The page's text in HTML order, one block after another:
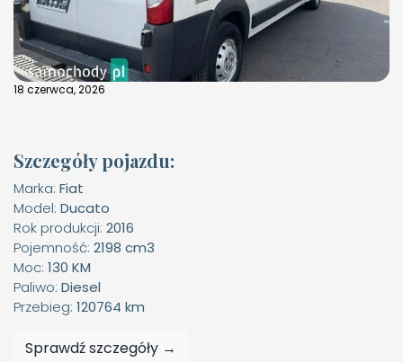
18 czerwca, 2026
Szczegóły pojazdu:
Marka: Fiat
Model: Ducato
Rok produkcji: 2016
Pojemność: 2198 cm3
Moc: 130 KM
Paliwo: Diesel
Przebieg: 120764 km
Sprawdź szczegóły →